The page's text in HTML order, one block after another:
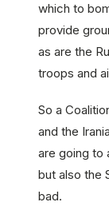
which to
provide
as are the
troops and
So a
and the
are going to
but also the
bad.